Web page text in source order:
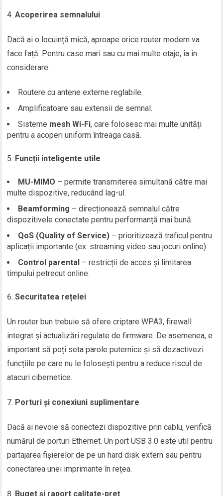
Acoperirea semnalului
Dacă ai o locuință mică, aproape orice router modern va
face față. Pentru case mari sau cu mai multe etaje, ia în
considerare:
Routere cu antene externe reglabile.
Amplificatoare sau extensii de semnal.
Sisteme mesh Wi-Fi, care folosesc mai multe unități
pentru a acoperi uniform întreaga casă.
Funcții inteligente utile
MU-MIMO – permite transmiterea simultană către mai
multe dispozitive, reducând lag-ul.
Beamforming – direcționează semnalul către
dispozitivele conectate pentru performanță mai bună.
QoS (Quality of Service) – prioritizează traficul pentru
aplicații importante (ex. streaming video sau jocuri online).
Control parental – restricții de acces și limitarea
timpului petrecut online.
Securitatea rețelei
Un router bun trebuie să ofere criptare WPA3, firewall
integrat și actualizări regulate de firmware. De asemenea, e
important să poți seta parole puternice și să dezactivezi
funcțiile pe care nu le folosești pentru a reduce riscul de
atacuri cibernetice.
Porturi și conexiuni suplimentare
Dacă ai nevoie să conectezi dispozitive prin cablu, verifică
numărul de porturi Ethernet. Un port USB 3.0 este util pentru
partajarea fișierelor de pe un hard disk extern sau pentru
conectarea unei imprimante în rețea.
Buget și raport calitate-preț